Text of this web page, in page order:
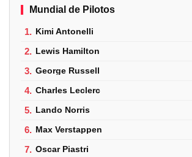
Mundial de Pilotos
1. Kimi Antonelli
2. Lewis Hamilton
3. George Russell
4. Charles Leclerc
5. Lando Norris
6. Max Verstappen
7. Oscar Piastri